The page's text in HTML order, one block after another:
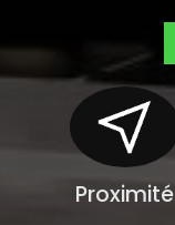
Proximité